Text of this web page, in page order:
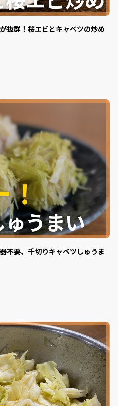
抜群！桜エビとキャベツの炒め
不要、千切りキャベツしゅうま